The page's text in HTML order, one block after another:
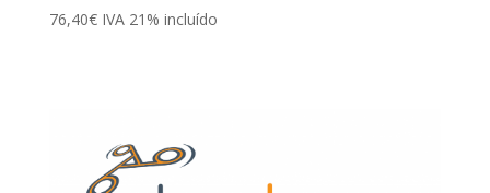
76,40€ IVA 21% incluído